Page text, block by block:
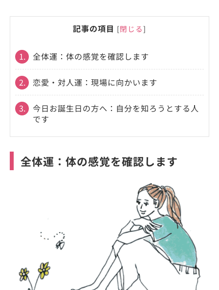
記事の項目 [閉じる]
1. 全体運：体の感覚を確認します
2. 恋愛・対人運：現場に向かいます
3.
今日お誕生日の方へ：自分を知ろうとする人
です
全体運：体の感覚を確認します